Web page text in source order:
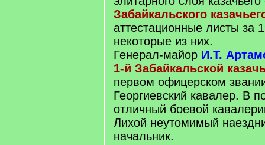
Забайкальского
аттестационные листы за
некоторые из них.
Генерал-майор И.Т.
1-й Забайкальской
первом офицерском
Георгиевский кавалер. В
отличный боевой
Лихой неутомимый
начальник.